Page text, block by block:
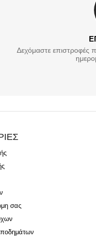
Δεχόμαστε επιστροφές
σας